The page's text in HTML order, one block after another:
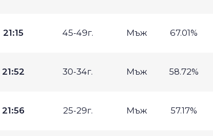
21:15 45-49г. Мъж 67.01%
21:52 30-34г. Мъж 58.72%
21:56 25-29г. Мъж 57.17%